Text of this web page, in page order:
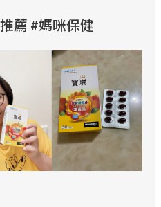
薦 #媽咪保健